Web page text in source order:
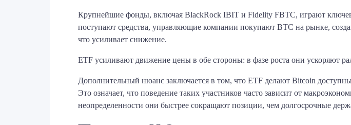
Крупнейшие фонды, включая BlackRock IBIT и Fidelity FBTC, играют
поступают средства, управляющие компании покупают BTC на рынке,
что усиливает снижение.
ETF усиливают движение цены в обе стороны: в фазе роста они ускоряют
Дополнительный нюанс заключается в том, что ETF делают Bitcoin
Это означает, что поведение таких участников часто зависит от
неопределенности они быстрее сокращают позиции, чем долгосрочные